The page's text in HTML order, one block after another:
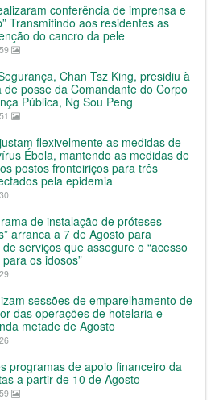
conferência de imprensa e
Transmitindo aos residentes as
do cancro da pele
Chan Tsz King, presidiu à
posse da Comandante do Corpo
Pública, Ng Sou Peng
flexivelmente as medidas de
Ébola, mantendo as medidas de
postos fronteiriços para três
pela epidemia
de instalação de próteses
arranca a 7 de Agosto para
serviços que assegure o “acesso
os idosos”
sessões de emparelhamento de
das operações de hotelaria e
metade de Agosto
programas de apoio financeiro da
a partir de 10 de Agosto